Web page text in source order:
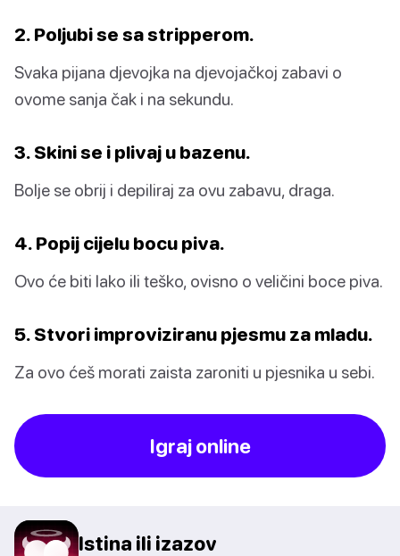
2. Poljubi se sa stripperom.
Svaka pijana djevojka na djevojačkoj zabavi o
ovome sanja čak i na sekundu.
3. Skini se i plivaj u bazenu.
Bolje se obrij i depiliraj za ovu zabavu, draga.
4. Popij cijelu bocu piva.
Ovo će biti lako ili teško, ovisno o veličini boce piva.
5. Stvori improviziranu pjesmu za mladu.
Za ovo ćeš morati zaista zaroniti u pjesnika u sebi.
Igraj online
Istina ili izazov